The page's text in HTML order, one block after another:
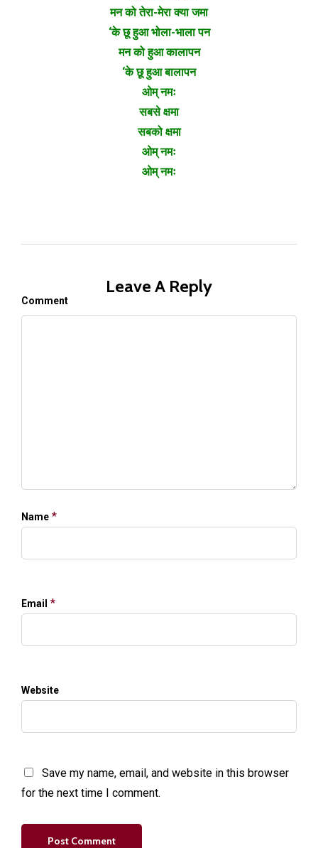
मन को तेरा-मेरा क्या जमा
‘के छू हुआ भोला-भाला पन
मन को हुआ कालापन
‘के छू हुआ बालापन
ओम् नमः
सबसे क्षमा
सबको क्षमा
ओम् नमः
ओम् नमः
Leave A Reply
Comment
Name *
Email *
Website
Save my name, email, and website in this browser
for the next time I comment.